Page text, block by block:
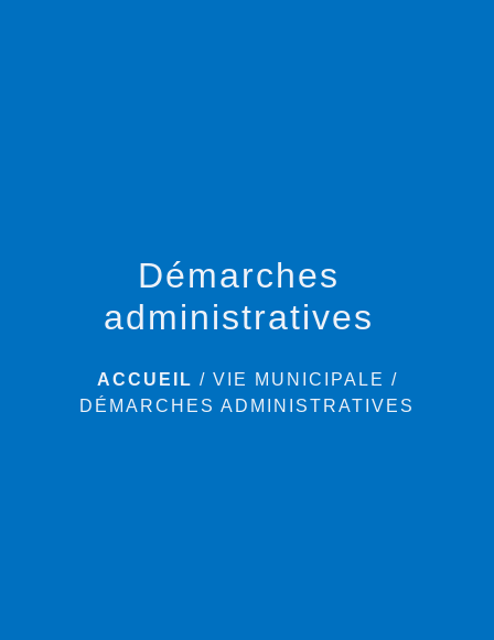
Démarches
administratives
ACCUEIL / VIE MUNICIPALE /
DÉMARCHES ADMINISTRATIVES